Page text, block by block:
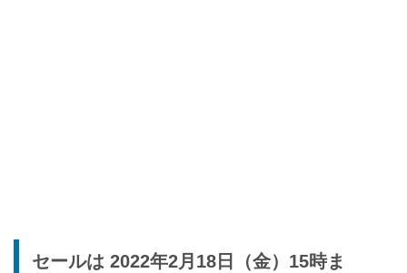
セールは 2022年2月18日（金）15時ま